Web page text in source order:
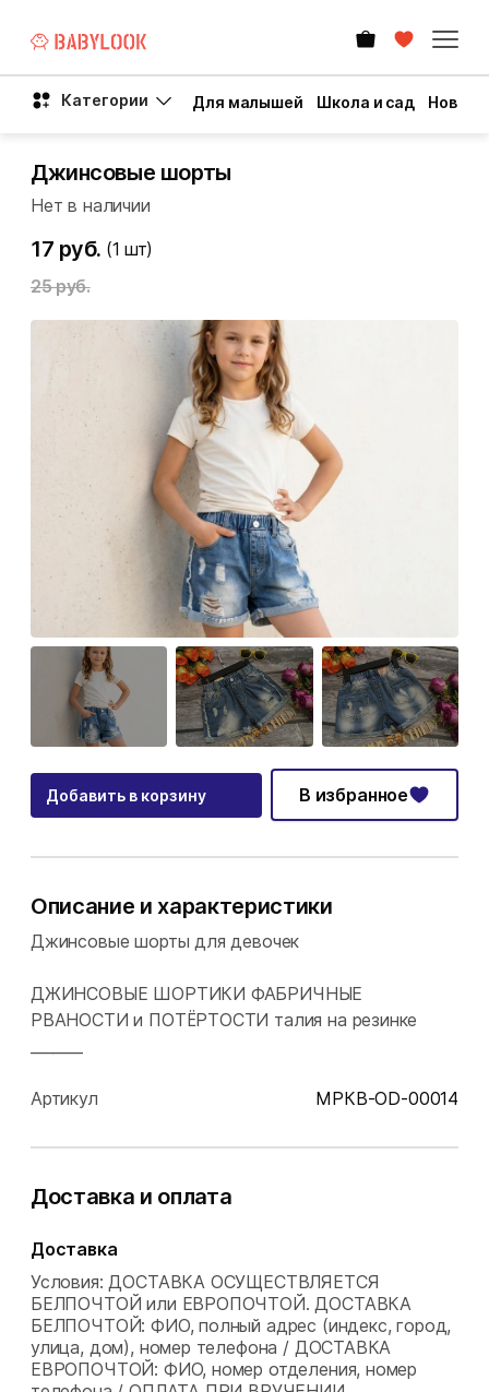
Категории Для малышей Школа и сад Новый
Джинсовые шорты
Нет в наличии
17 руб. (1 шт)
25 руб.
Добавить в корзину В избранное
Описание и характеристики
Джинсовые шорты для девочек
ДЖИНСОВЫЕ ШОРТИКИ ФАБРИЧНЫЕ
РВАНОСТИ и ПОТЁРТОСТИ талия на резинке
Артикул МРКВ-OD-00014
Доставка и оплата
Доставка
Условия: ДОСТАВКА ОСУЩЕСТВЛЯЕТСЯ
БЕЛПОЧТОЙ или ЕВРОПОЧТОЙ. ДОСТАВКА
БЕЛПОЧТОЙ: ФИО, полный адрес (индекс, город,
улица, дом), номер телефона / ДОСТАВКА
ЕВРОПОЧТОЙ: ФИО, номер отделения, номер